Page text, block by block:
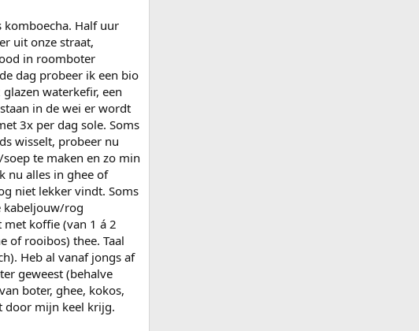
Half uur
uit onze straat,
in roomboter
dag probeer ik een bio
waterkefir, een
in de wei er wordt
3x per dag sole. Soms
wisselt, probeer nu
te maken en zo min
nu alles in ghee of
niet lekker vindt. Soms
kabeljouw/rog
koffie (van 1 á 2
of rooibos) thee. Taal
Heb al vanaf jongs af
geweest (behalve
boter, ghee, kokos,
door mijn keel krijg.